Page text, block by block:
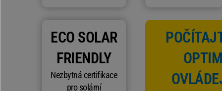
ECO SOLAR
FRIENDLY
Nezbytná certifikace
pro solární